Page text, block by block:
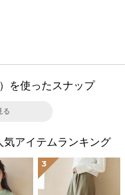
を使ったスナップ
る
アイテムランキング
3